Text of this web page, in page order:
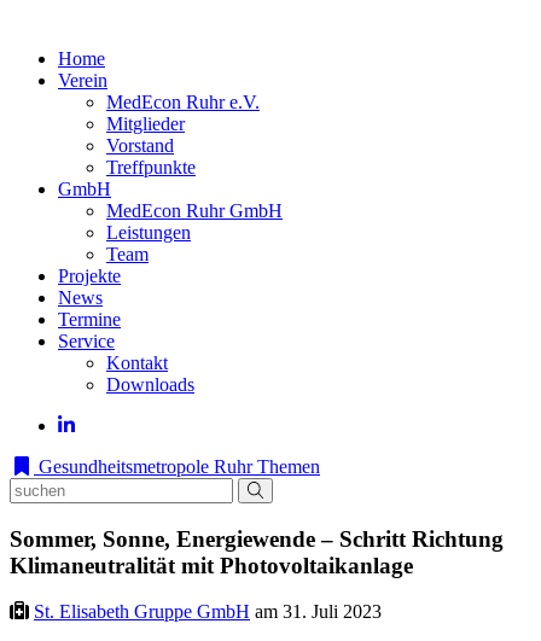
Home
Verein
MedEcon Ruhr e.V.
Mitglieder
Vorstand
Treffpunkte
GmbH
MedEcon Ruhr GmbH
Leistungen
Team
Projekte
News
Termine
Service
Kontakt
Downloads
Gesundheitsmetropole Ruhr Themen
Sommer, Sonne, Energiewende – Schritt Richtung
Klimaneutralität mit Photovoltaikanlage
St. Elisabeth Gruppe GmbH am 31. Juli 2023